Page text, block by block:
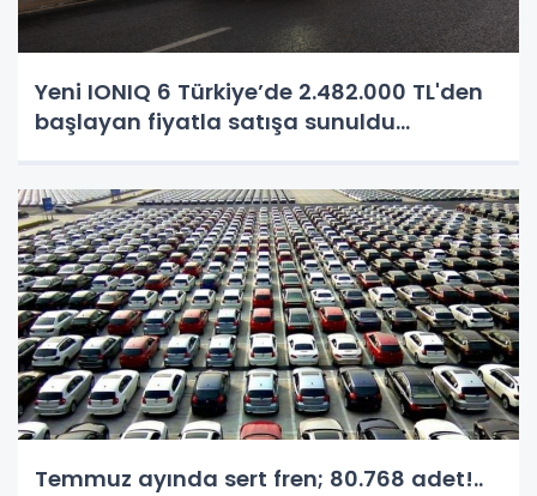
Yeni IONIQ 6 Türkiye’de 2.482.000 TL'den
başlayan fiyatla satışa sunuldu...
Temmuz ayında sert fren; 80.768 adet!..